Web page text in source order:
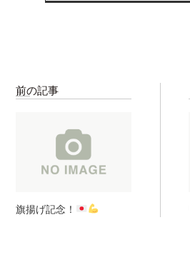
前の記事
旗揚げ記念！